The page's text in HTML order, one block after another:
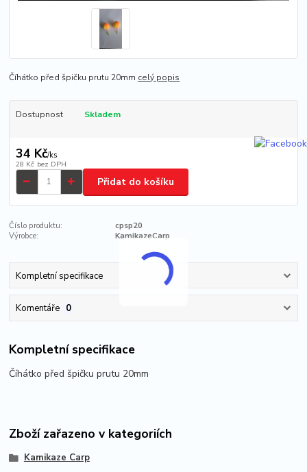
Číhátko před špičku prutu 20mm celý popis
Dostupnost Skladem
34 Kč/ks
28 Kč bez DPH
Přidat do košíku
Číslo produktu:
cpsp20
Výrobce:
KamikazeCarp
Kompletní specifikace
Komentáře 0
Kompletní specifikace
Číhátko před špičku prutu 20mm
Zboží zařazeno v kategoriích
Kamikaze Carp